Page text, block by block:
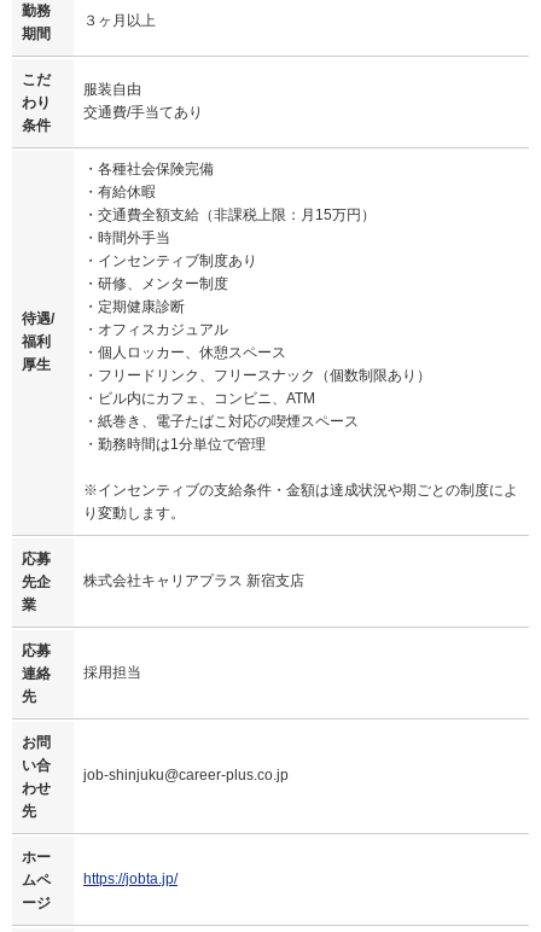
勤務
期間
３ヶ月以上
こだ
わり
条件
服装自由
交通費/手当てあり
待遇/
福利
厚生
・各種社会保険完備
・有給休暇
・交通費全額支給（非課税上限：月15万円）
・時間外手当
・インセンティブ制度あり
・研修、メンター制度
・定期健康診断
・オフィスカジュアル
・個人ロッカー、休憩スペース
・フリードリンク、フリースナック（個数制限あり）
・ビル内にカフェ、コンビニ、ATM
・紙巻き、電子たばこ対応の喫煙スペース
・勤務時間は1分単位で管理
※インセンティブの支給条件・金額は達成状況や期ごとの制度によ
り変動します。
応募
先企
業
株式会社キャリアプラス 新宿支店
応募
連絡
先
採用担当
お問
い合
わせ
先
job-shinjuku@career-plus.co.jp
ホー
ムペ
ージ
https://jobta.jp/